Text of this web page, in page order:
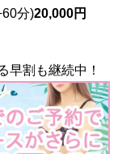
分)20,000円
早割も継続中！